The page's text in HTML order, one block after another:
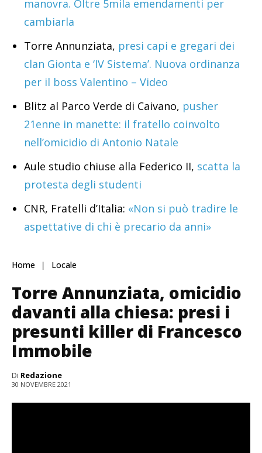
manovra. Oltre 5mila emendamenti per
cambiarla
Torre Annunziata, presi capi e gregari dei
clan Gionta e ‘IV Sistema’. Nuova ordinanza
per il boss Valentino – Video
Blitz al Parco Verde di Caivano, pusher
21enne in manette: il fratello coinvolto
nell’omicidio di Antonio Natale
Aule studio chiuse alla Federico II, scatta la
protesta degli studenti
CNR, Fratelli d’Italia: «Non si può tradire le
aspettative di chi è precario da anni»
Home Locale
Torre Annunziata, omicidio
davanti alla chiesa: presi i
presunti killer di Francesco
Immobile
Di Redazione
30 NOVEMBRE 2021